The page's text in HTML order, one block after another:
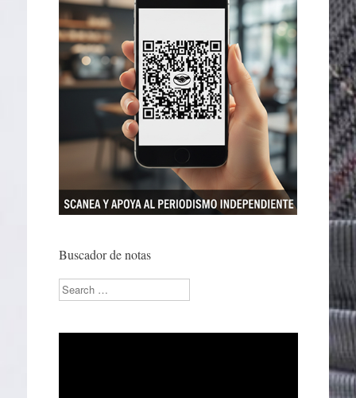
Buscador de notas
Search